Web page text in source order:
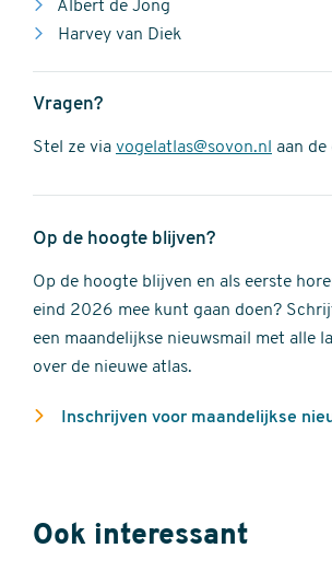
Albert de Jong
Harvey van Diek
Vragen?
Stel ze via vogelatlas@sovon.nl aan
Op de hoogte blijven?
Op de hoogte blijven en als eerste
eind 2026 mee kunt gaan doen?
een maandelijkse nieuwsmail met alle
over de nieuwe atlas.
Inschrijven voor maandelijkse
Ook interessant